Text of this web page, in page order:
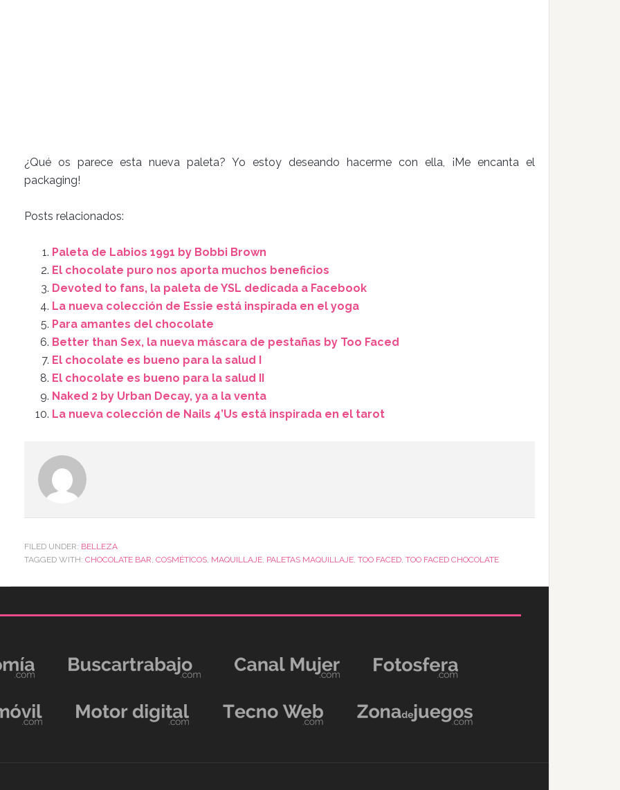
¿Qué os parece esta nueva paleta? Yo estoy deseando hacerme con ella, ¡Me encanta el
packaging!
Posts relacionados:
Paleta de Labios 1991 by Bobbi Brown
El chocolate puro nos aporta muchos beneficios
Devoted to fans, la paleta de YSL dedicada a Facebook
La nueva colección de Essie está inspirada en el yoga
Para amantes del chocolate
Better than Sex, la nueva máscara de pestañas by Too Faced
El chocolate es bueno para la salud I
El chocolate es bueno para la salud II
Naked 2 by Urban Decay, ya a la venta
La nueva colección de Nails 4’Us está inspirada en el tarot
FILED UNDER: BELLEZA
TAGGED WITH: CHOCOLATE BAR, COSMÉTICOS, MAQUILLAJE, PALETAS MAQUILLAJE, TOO FACED, TOO FACED CHOCOLATE